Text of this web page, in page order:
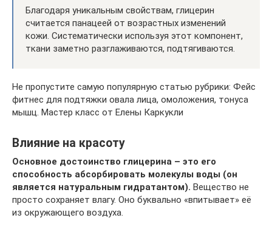
Благодаря уникальным свойствам, глицерин
считается панацеей от возрастных изменений
кожи. Систематически используя этот компонент,
ткани заметно разглаживаются, подтягиваются.
Не пропустите самую популярную статью рубрики: Фейс
фитнес для подтяжки овала лица, омоложения, тонуса
мышц. Мастер класс от Елены Каркукли
Влияние на красоту
Основное достоинство глицерина – это его
способность абсорбировать молекулы воды (он
является натуральным гидратантом). Вещество не
просто сохраняет влагу. Оно буквально «впитывает» её
из окружающего воздуха.